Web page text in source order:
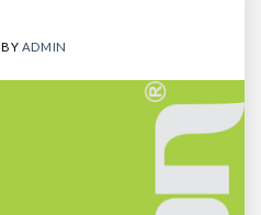
BY ADMIN